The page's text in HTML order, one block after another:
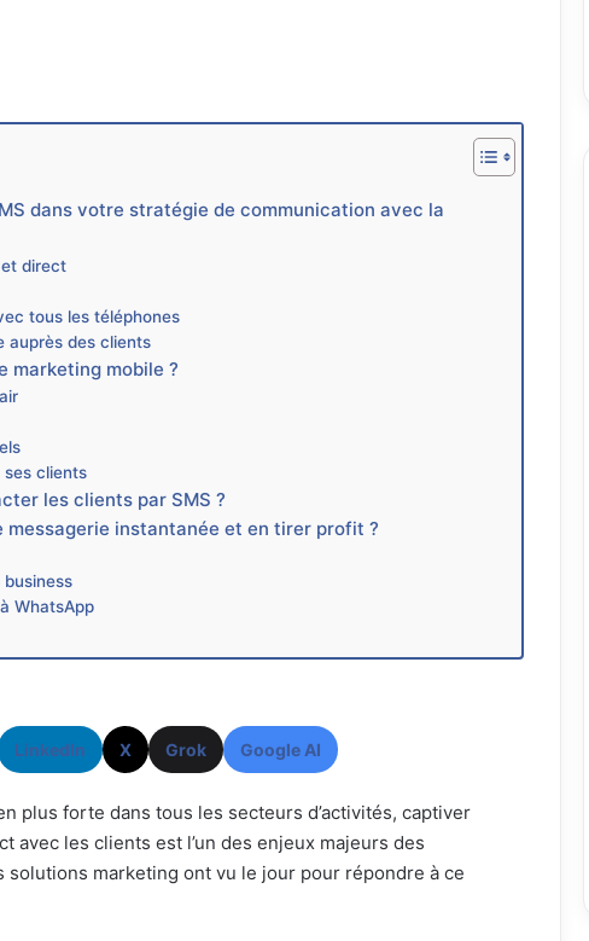
dans votre stratégie de communication avec la
direct
tous les téléphones
auprès des clients
marketing mobile ?
clients
les clients par SMS ?
instantanée et en tirer profit ?
business
WhatsApp
LinkedIn X Grok Google AI
plus forte dans tous les secteurs d’activités, captiver
avec les clients est l’un des enjeux majeurs des
marketing ont vu le jour pour répondre à ce